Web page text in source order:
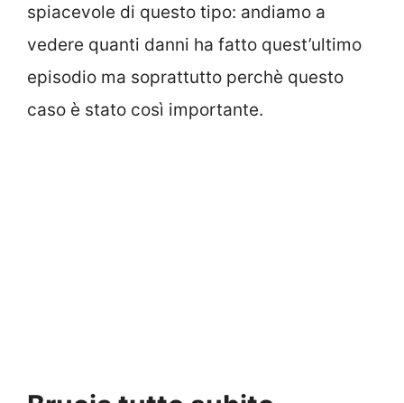
spiacevole di questo tipo: andiamo a
vedere quanti danni ha fatto quest’ultimo
episodio ma soprattutto perchè questo
caso è stato così importante.